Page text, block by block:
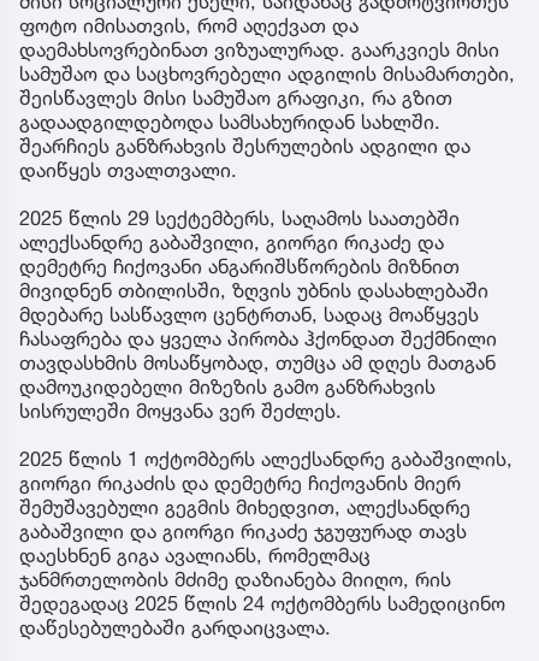
ფოტო იმისათვის, რომ აღექვათ და
დაემახსოვრებინათ ვიზუალურად. გაარკვიეს მისი
სამუშაო და საცხოვრებელი ადგილის მისამართები,
შეისწავლეს მისი სამუშაო გრაფიკი, რა გზით
გადაადგილდებოდა სამსახურიდან სახლში.
შეარჩიეს განზრახვის შესრულების ადგილი და
დაიწყეს თვალთვალი.
2025 წლის 29 სექტემბერს, საღამოს საათებში
ალექსანდრე გაბაშვილი, გიორგი რიკაძე და
დემეტრე ჩიქოვანი ანგარიშსწორების მიზნით
მივიდნენ თბილისში, ზღვის უბნის დასახლებაში
მდებარე სასწავლო ცენტრთან, სადაც მოაწყვეს
ჩასაფრება და ყველა პირობა ჰქონდათ შექმნილი
თავდასხმის მოსაწყობად, თუმცა ამ დღეს მათგან
დამოუკიდებელი მიზეზის გამო განზრახვის
სისრულეში მოყვანა ვერ შეძლეს.
2025 წლის 1 ოქტომბერს ალექსანდრე გაბაშვილის,
გიორგი რიკაძის და დემეტრე ჩიქოვანის მიერ
შემუშავებული გეგმის მიხედვით, ალექსანდრე
გაბაშვილი და გიორგი რიკაძე ჯგუფურად თავს
დაესხნენ გიგა ავალიანს, რომელმაც
ჯანმრთელობის მძიმე დაზიანება მიიღო, რის
შედეგადაც 2025 წლის 24 ოქტომბერს სამედიცინო
დაწესებულებაში გარდაიცვალა.